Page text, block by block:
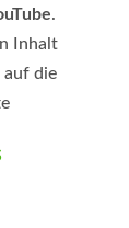
.
Inhalt
auf die